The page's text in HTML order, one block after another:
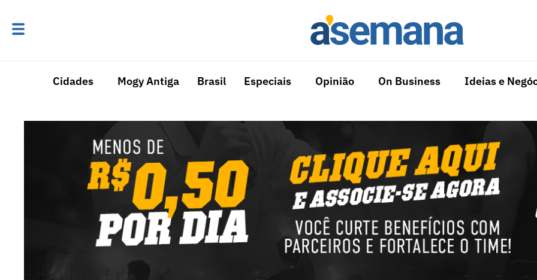
Cidades Mogy Antiga Brasil Especiais Opinião On Business Ideias e